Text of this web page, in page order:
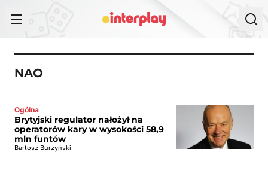
NAO
Ogólna
Brytyjski regulator nałożył na
operatorów kary w wysokości 58,9
mln funtów
Bartosz Burzyński